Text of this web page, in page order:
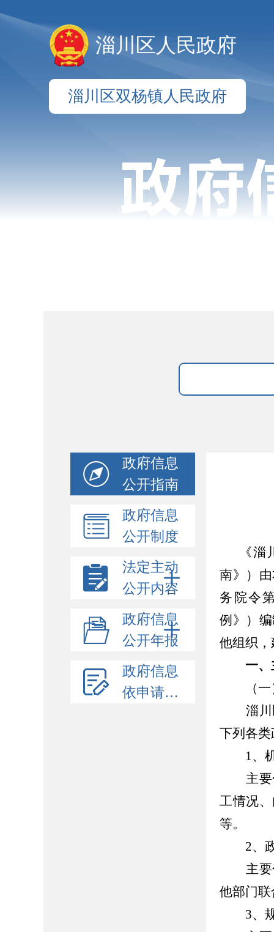
淄川区人民政府
淄川区双杨镇人民政府
政府信息
公开指南
政府信息
公开制度
法定主动
公开内容
政府信息
公开年报
政府信息
依申请公开
《
南》）
务院令
例》）
他组织
一、
（一）
淄川区
下列各
1、机
主要包
工情况
等。
2、政
主要包
他部门
3、规